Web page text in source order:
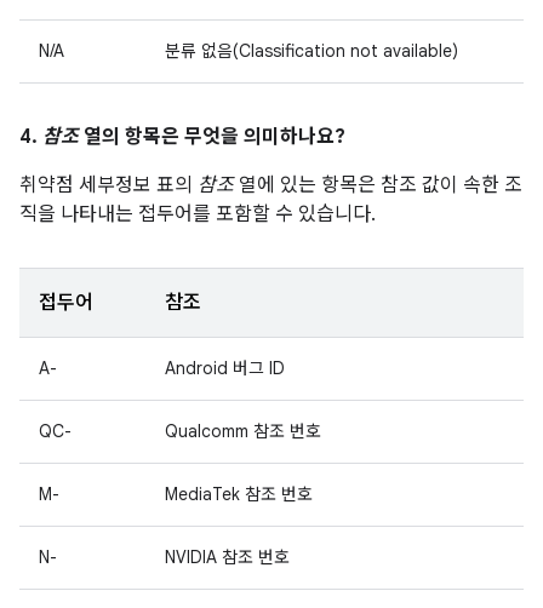
N/A 분류 없음(Classification not available)
4. 참조열의 항목은 무엇을 의미하나요?
취약점 세부정보 표의 참조열에 있는 항목은 참조 값이 속한 조
직을 나타내는 접두어를 포함할 수 있습니다.
접두어 참조
A- Android 버그 ID
QC- Qualcomm 참조 번호
M- MediaTek 참조 번호
N- NVIDIA 참조 번호